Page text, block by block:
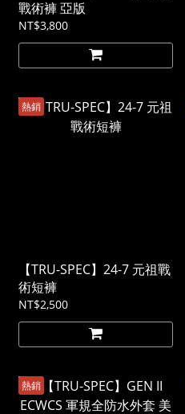
戰術褲 亞版
NT$3,800
熱銷
【TRU-SPEC】24-7 元祖戰
術短褲
NT$2,500
熱銷